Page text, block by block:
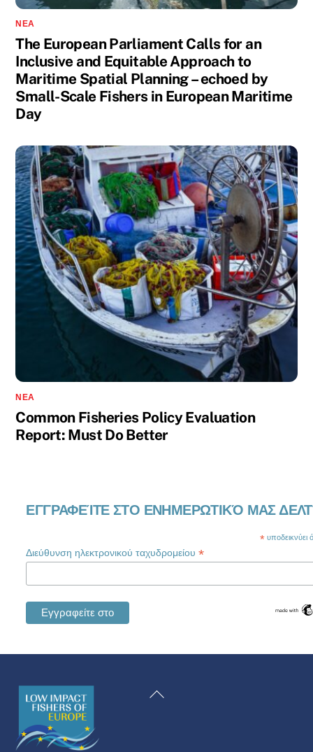
ΝΈΑ
The European Parliament Calls for an
Inclusive and Equitable Approach to
Maritime Spatial Planning – echoed by
Small-Scale Fishers in European Maritime
Day
ΝΈΑ
Common Fisheries Policy Evaluation
Report: Must Do Better
ΕΓΓΡΑΦΕΊΤΕ ΣΤΟ ΕΝΗΜΕΡΩΤΙΚΌ ΜΑΣ
* υποδεικνύει
Διεύθυνση ηλεκτρονικού ταχυδρομείου*
Επιστροφή
Swedish